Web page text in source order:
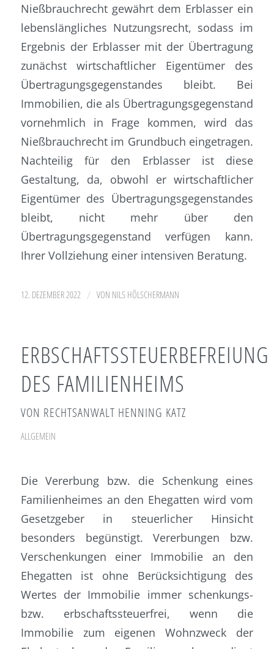
Nießbrauchrecht gewährt dem Erblasser ein
lebenslängliches Nutzungsrecht, sodass im
Ergebnis der Erblasser mit der Übertragung
zunächst wirtschaftlicher Eigentümer des
Übertragungsgegenstandes bleibt. Bei
Immobilien, die als Übertragungsgegenstand
vornehmlich in Frage kommen, wird das
Nießbrauchrecht im Grundbuch eingetragen.
Nachteilig für den Erblasser ist diese
Gestaltung, da, obwohl er wirtschaftlicher
Eigentümer des Übertragungsgegenstandes
bleibt, nicht mehr über den
Übertragungsgegenstand verfügen kann.
Ihrer Vollziehung einer intensiven Beratung.
12. DEZEMBER 2022 / VON NILS HÖLSCHERMANN
ERBSCHAFTSSTEUERBEFREIUNG
DES FAMILIENHEIMS
VON RECHTSANWALT HENNING KATZ
ALLGEMEIN
Die Vererbung bzw. die Schenkung eines
Familienheimes an den Ehegatten wird vom
Gesetzgeber in steuerlicher Hinsicht
besonders begünstigt. Vererbungen bzw.
Verschenkungen einer Immobilie an den
Ehegatten ist ohne Berücksichtigung des
Wertes der Immobilie immer schenkungs-
bzw. erbschaftssteuerfrei, wenn die
Immobilie zum eigenen Wohnzweck der